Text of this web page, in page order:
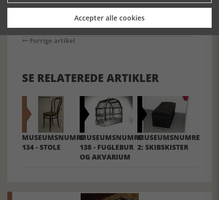
Forrige artikel
SE RELATEREDE ARTIKLER
MUSEUMSNUMRE
134 - STOLE
MUSEUMSNUMRE
138 - FUGLEBUR
OG AKVARIUM
MUSEUMSNUMRE
2: SKIBSKISTER
Accepter alle cookies